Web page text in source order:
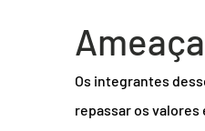
Os integrantes
repassar os valores